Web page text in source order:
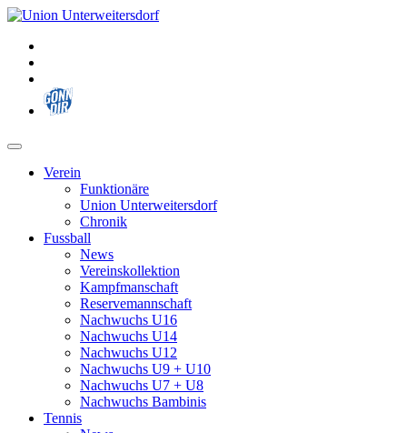
Zum
springen
Verein
Funktionäre
Union Unterweitersdorf
Chronik
Fussball
News
Vereinskollektion
Kampfmanschaft
Reservemannschaft
Nachwuchs U16
Nachwuchs U14
Nachwuchs U12
Nachwuchs U9 + U10
Nachwuchs U7 + U8
Nachwuchs Bambinis
Tennis